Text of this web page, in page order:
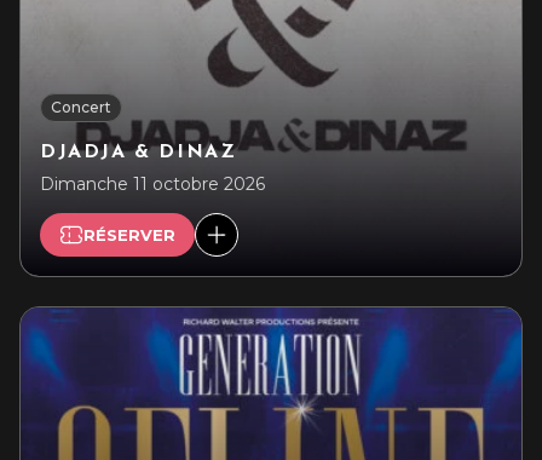
Concert
DJADJA & DINAZ
Dimanche 11 octobre 2026
RÉSERVER